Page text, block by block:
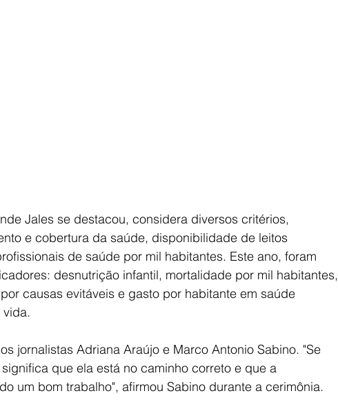
Jales se destacou, considera diversos critérios,
e cobertura da saúde, disponibilidade de leitos
de saúde por mil habitantes. Este ano, foram
desnutrição infantil, mortalidade por mil habitantes,
causas evitáveis e gasto por habitante em saúde
jornalistas Adriana Araújo e Marco Antonio Sabino. "Se
que ela está no caminho correto e que a
um bom trabalho", afirmou Sabino durante a cerimônia.